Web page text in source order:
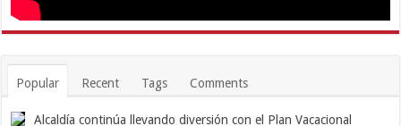
Popular Recent Tags Comments
Alcaldía continúa llevando diversión con el Plan Vacacional